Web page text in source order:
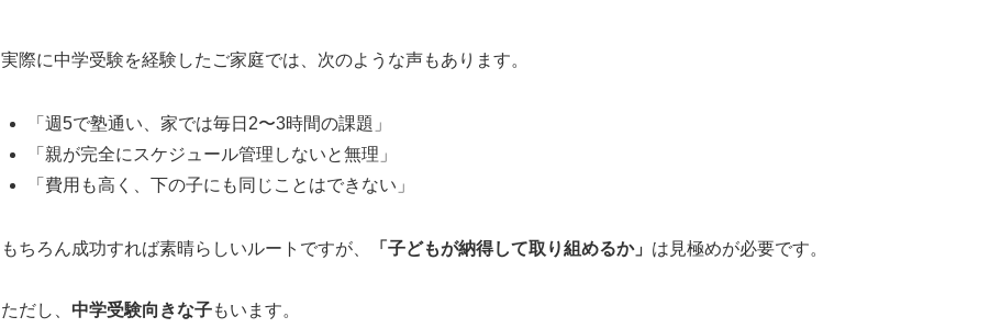
実際に中学受験を経験したご家庭では、次のような声もあります。
「週5で塾通い、家では毎日2〜3時間の課題」
「親が完全にスケジュール管理しないと無理」
「費用も高く、下の子にも同じことはできない」
もちろん成功すれば素晴らしいルートですが、 「子どもが納得して取り組めるか」 は見極めが必要です。
ただし、 中学受験向きな子もいます。